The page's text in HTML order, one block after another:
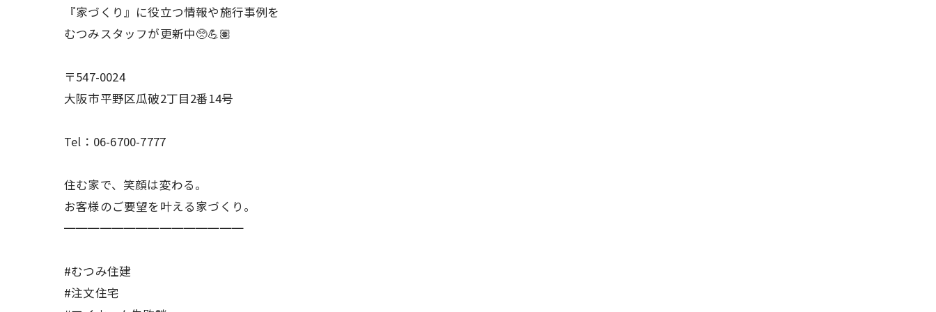
『家づくり』に役立つ情報や施行事例を
むつみスタッフが更新中🥺💪🏽
〒547-0024
大阪市平野区瓜破2丁目2番14号
Tel：06-6700-7777
住む家で、笑顔は変わる。
お客様のご要望を叶える家づくり。
━━━━━━━━━━━━━━━
#むつみ住建
#注文住宅